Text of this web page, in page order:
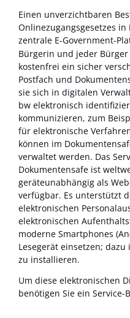
Einen unverzichtbaren
Onlinezugangsgesetzes
zentrale E-Government-
Bürgerin und jeder
kostenfrei ein sicher
Postfach und
sie sich in digitalen
bw elektronisch
kommunizieren, zum
für elektronische
können im
verwaltet werden. Das
Dokumentensafe ist
geräteunabhängig als
verfügbar. Es unterstützt
elektronischen
elektronischen
moderne Smartphones
Lesegerät einsetzen;
zu installieren.
Um diese elektronischen
benötigen Sie ein Service-